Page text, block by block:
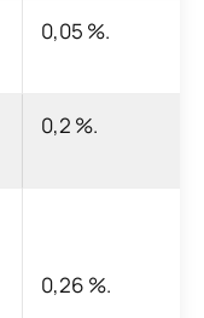
0,05 %.
0,2 %.
0,26 %.